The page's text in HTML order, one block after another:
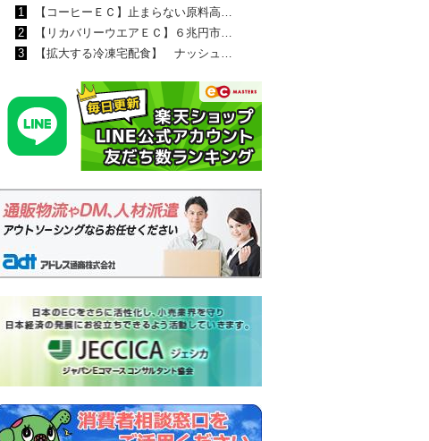
1
【コーヒーＥＣ】止まらない原料高…
2
【リカバリーウエアＥＣ】６兆円市…
3
【拡大する冷凍宅配食】 ナッシュ…